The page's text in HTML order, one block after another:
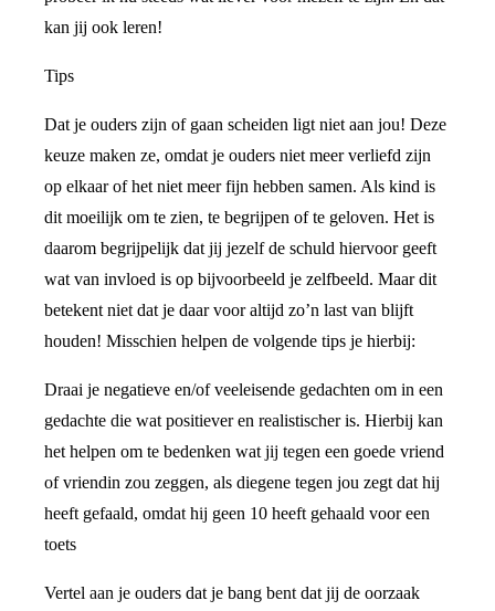
kan jij ook leren!
Tips
Dat je ouders zijn of gaan scheiden ligt niet aan jou! Deze
keuze maken ze, omdat je ouders niet meer verliefd zijn
op elkaar of het niet meer fijn hebben samen. Als kind is
dit moeilijk om te zien, te begrijpen of te geloven. Het is
daarom begrijpelijk dat jij jezelf de schuld hiervoor geeft
wat van invloed is op bijvoorbeeld je zelfbeeld. Maar dit
betekent niet dat je daar voor altijd zo’n last van blijft
houden! Misschien helpen de volgende tips je hierbij:
Draai je negatieve en/of veeleisende gedachten om in een
gedachte die wat positiever en realistischer is. Hierbij kan
het helpen om te bedenken wat jij tegen een goede vriend
of vriendin zou zeggen, als diegene tegen jou zegt dat hij
heeft gefaald, omdat hij geen 10 heeft gehaald voor een
toets
Vertel aan je ouders dat je bang bent dat jij de oorzaak